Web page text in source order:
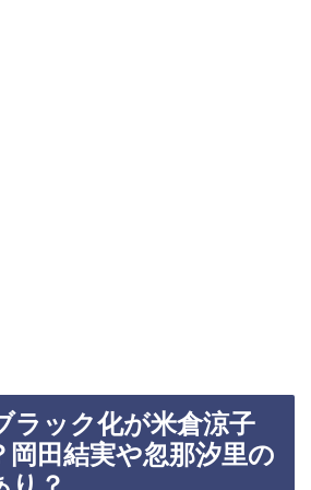
ラック化が米倉涼子
岡田結実や忽那汐里の